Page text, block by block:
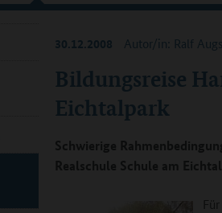
Bildungsreise
Eichtalpark
30.12.2008 Autor/in: Ralf
Schwierige
Realschule Schule am